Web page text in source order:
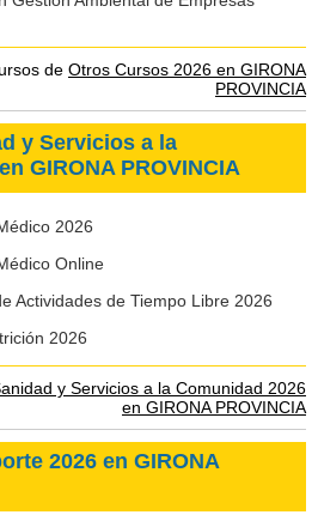
de Otros Cursos 2026 en GIRONA
PROVINCIA
y Servicios a la
GIRONA PROVINCIA
2026
Online
Actividades de Tiempo Libre 2026
2026
y Servicios a la Comunidad 2026
en GIRONA PROVINCIA
2026 en GIRONA